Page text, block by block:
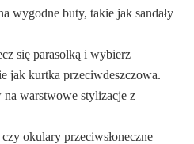
wygodne buty, takie jak sandały
się parasolką i wybierz
jak kurtka przeciwdeszczowa.
na warstwowe stylizacje z
okulary przeciwsłoneczne